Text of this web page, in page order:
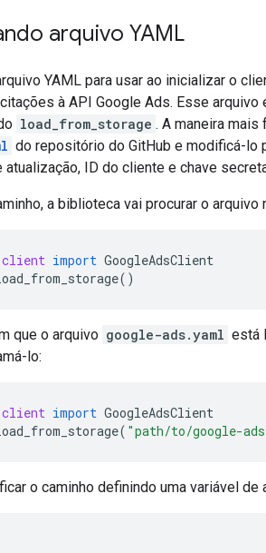
arquivo YAML
YAML para usar ao inicializar o
à API Google Ads. Esse arquivo
load_from_storage . A maneira
do repositório do GitHub e modificá-lo
ID do cliente e chave
a biblioteca vai procurar o arquivo
import GoogleAdsClient
()
que o arquivo google-ads.yaml está
lo:
import GoogleAdsClient
( "path/to/google-
o caminho definindo uma variável de